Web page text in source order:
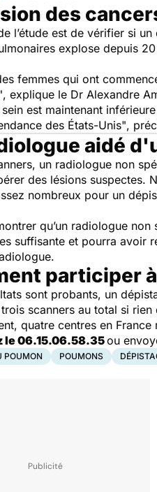
des
l’étude est de vérifier si
explose depuis
femmes qui ont
, explique le Dr Alexandre
est maintenant
des États-Unis",
aidé
un radiologue non
des lésions suspectes.
nombreux pour un
qu’un radiologue
suffisante et pourra avoir
participer
sont probants, un
scanners au total si rien
quatre centres en
le 06.15.06.58.35ou
POUMON POUMONS